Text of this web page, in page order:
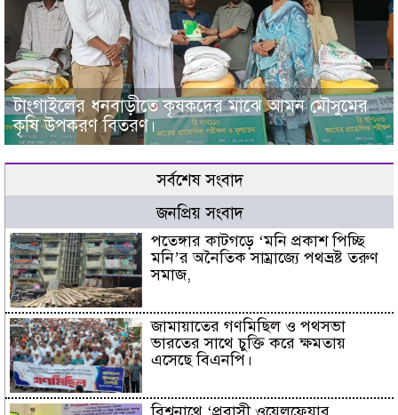
টাংগাইলের ধনবাড়ীতে কৃষকদের মাঝে আমন মৌসুমের
কৃষি উপকরণ বিতরণ।
সর্বশেষ সংবাদ
জনপ্রিয় সংবাদ
পতেঙ্গার কাটগড়ে ‘মনি প্রকাশ পিচ্ছি
মনি’র অনৈতিক সাম্রাজ্যে পথভ্রষ্ট তরুণ
সমাজ,
জামায়াতের গণমিছিল ও পথসভা
ভারতের সাথে চুক্তি করে ক্ষমতায়
এসেছে বিএনপি।